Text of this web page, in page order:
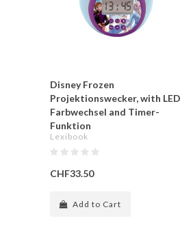
Disney Frozen
Projektionswecker, with LED
Farbwechsel and Timer-
Funktion
Lexibook
CHF33.50
Add to Cart